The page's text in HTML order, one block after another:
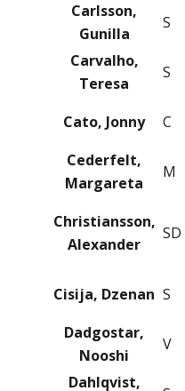
Carlsson,
Gunilla
S
Carvalho,
Teresa
S
Cato, Jonny C
Cederfelt,
Margareta
M
Christiansson,
Alexander
SD
Cisija, Dzenan S
Dadgostar,
Nooshi
V
Dahlqvist,